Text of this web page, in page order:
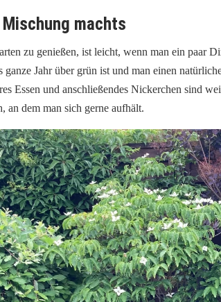
Mischung machts
zu genießen, ist leicht, wenn man ein paar
ganze Jahr über grün ist und man einen
Essen und anschließendes Nickerchen sind
an dem man sich gerne aufhält.